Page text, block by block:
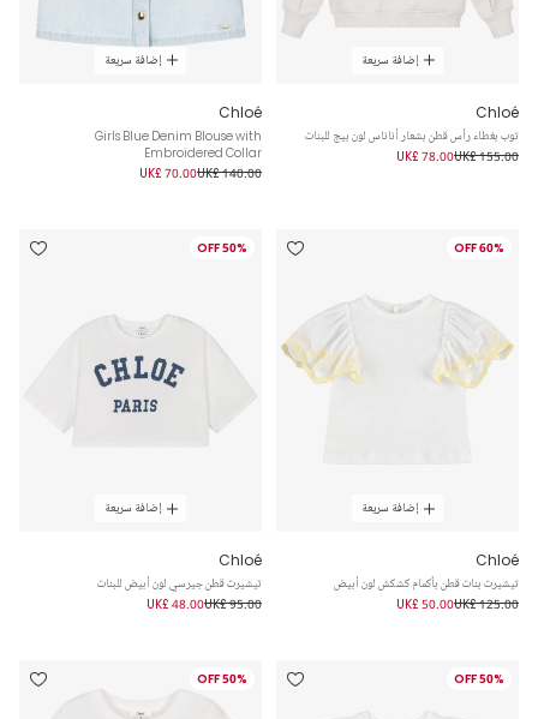
إضافة سريعة
Chloé
توب بغطاء رأس قطن بشعار أناناس لون بيج للبنات
UK£ 155.00
UK£ 78.00
إضافة سريعة
Chloé
Girls Blue Denim Blouse with
Embroidered Collar
UK£ 140.00
UK£ 70.00
60% OFF
إضافة سريعة
Chloé
تيشيرت بنات قطن بأكمام كشكش لون أبيض
UK£ 125.00
UK£ 50.00
50% OFF
إضافة سريعة
Chloé
تيشيرت قطن جيرسي لون أبيض للبنات
UK£ 95.00
UK£ 48.00
50% OFF
50% OFF